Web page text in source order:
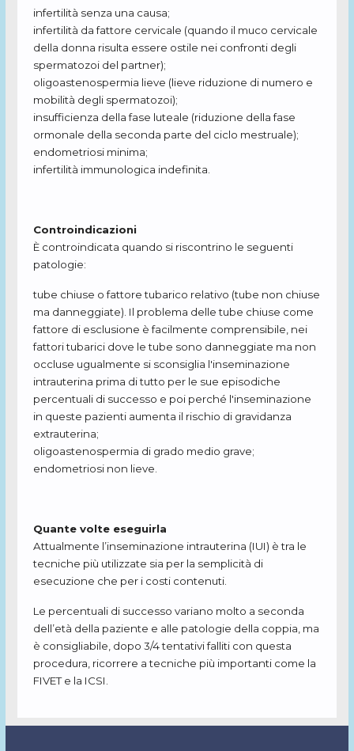
infertilità senza una causa;
infertilità da fattore cervicale (quando il muco cervicale
della donna risulta essere ostile nei confronti degli
spermatozoi del partner);
oligoastenospermia lieve (lieve riduzione di numero e
mobilità degli spermatozoi);
insufficienza della fase luteale (riduzione della fase
ormonale della seconda parte del ciclo mestruale);
endometriosi minima;
infertilità immunologica indefinita.
Controindicazioni
È controindicata quando si riscontrino le seguenti
patologie:
tube chiuse o fattore tubarico relativo (tube non chiuse
ma danneggiate). Il problema delle tube chiuse come
fattore di esclusione è facilmente comprensibile, nei
fattori tubarici dove le tube sono danneggiate ma non
occluse ugualmente si sconsiglia l'inseminazione
intrauterina prima di tutto per le sue episodiche
percentuali di successo e poi perché l'inseminazione
in queste pazienti aumenta il rischio di gravidanza
extrauterina;
oligoastenospermia di grado medio grave;
endometriosi non lieve.
Quante volte eseguirla
Attualmente l’inseminazione intrauterina (IUI) è tra le
tecniche più utilizzate sia per la semplicità di
esecuzione che per i costi contenuti.
Le percentuali di successo variano molto a seconda
dell’età della paziente e alle patologie della coppia, ma
è consigliabile, dopo 3/4 tentativi falliti con questa
procedura, ricorrere a tecniche più importanti come la
FIVET e la ICSI.